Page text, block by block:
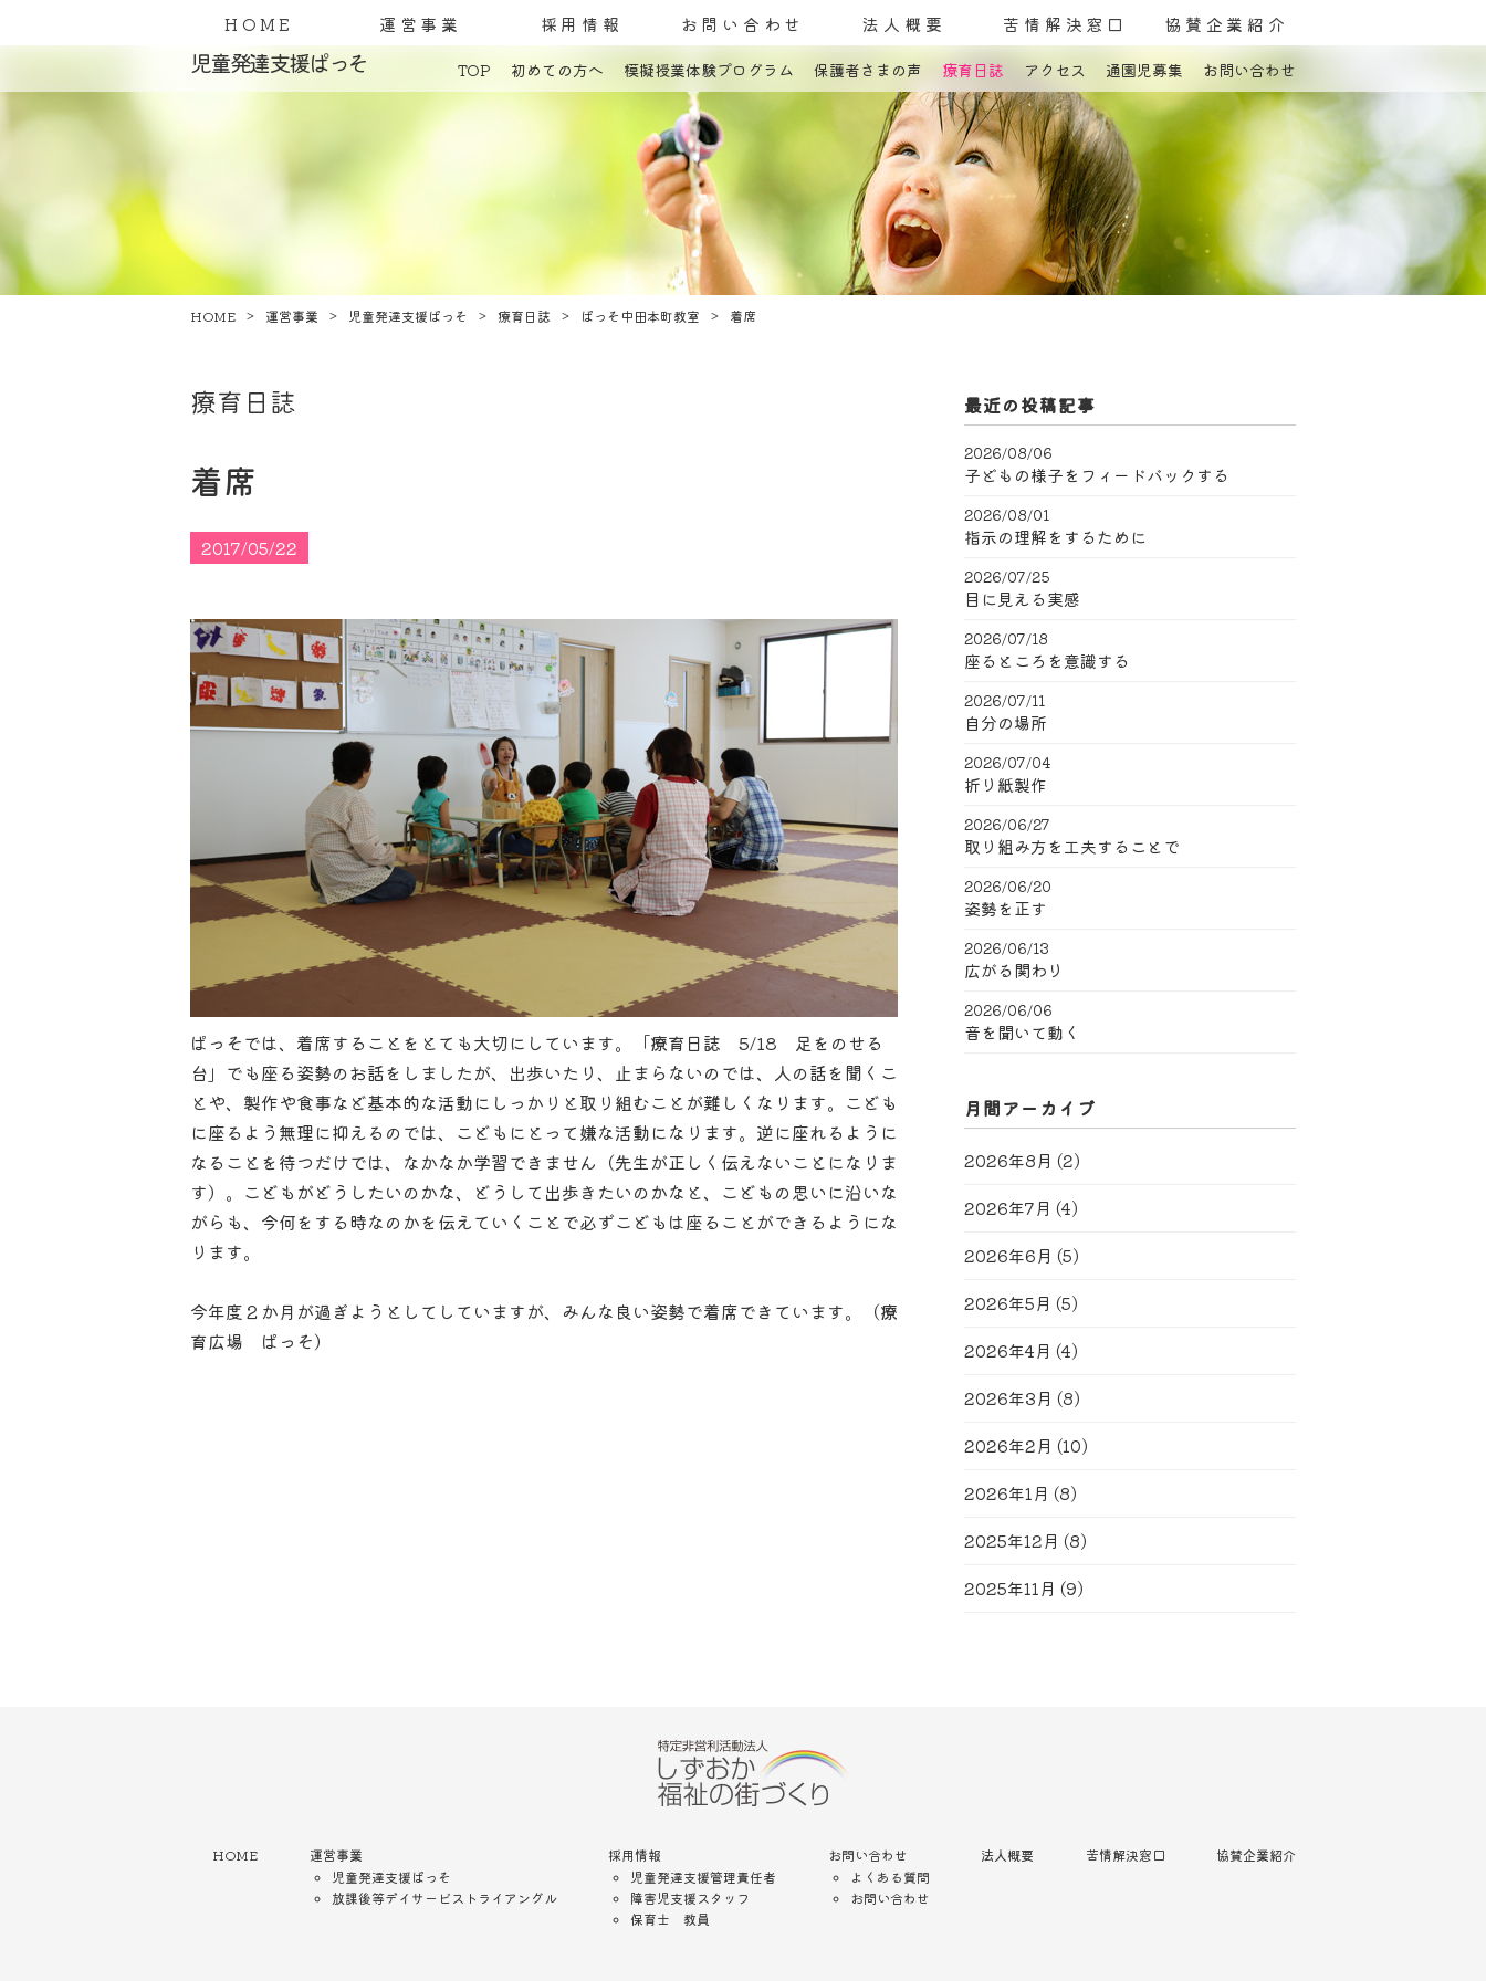
HOME 運営事業 採用情報 お問い合わせ 法人概要 苦情解決窓口 協賛企業紹介
児童発達支援ぱっそ TOP 初めての方へ 模擬授業体験プログラム 保護者さまの声 療育日誌 アクセス 通園児募集 お問い合わせ
よくある質問
お問い合わせ
HOME 運営事業 児童発達支援ぱっそ 療育日誌 ぱっそ中田本町教室 着席
療育日誌
着席
2017/05/22
ぱっそでは、着席することをとても大切にしています。「療育日誌 5/18 足をのせる
台」でも座る姿勢のお話をしましたが、出歩いたり、止まらないのでは、人の話を聞くこ
とや、製作や食事など基本的な活動にしっかりと取り組むことが難しくなります。こども
に座るよう無理に抑えるのでは、こどもにとって嫌な活動になります。逆に座れるように
なることを待つだけでは、なかなか学習できません（先生が正しく伝えないことになりま
す）。こどもがどうしたいのかな、どうして出歩きたいのかなと、こどもの思いに沿いな
がらも、今何をする時なのかを伝えていくことで必ずこどもは座ることができるようにな
ります。
今年度２か月が過ぎようとしてしていますが、みんな良い姿勢で着席できています。（療
育広場 ぱっそ）
最近の投稿記事
2026/08/06
子どもの様子をフィードバックする
2026/08/01
指示の理解をするために
2026/07/25
目に見える実感
2026/07/18
座るところを意識する
2026/07/11
自分の場所
2026/07/04
折り紙製作
2026/06/27
取り組み方を工夫することで
2026/06/20
姿勢を正す
2026/06/13
広がる関わり
2026/06/06
音を聞いて動く
月間アーカイブ
2026年8月 (2)
2026年7月 (4)
2026年6月 (5)
2026年5月 (5)
2026年4月 (4)
2026年3月 (8)
2026年2月 (10)
2026年1月 (8)
2025年12月 (8)
2025年11月 (9)
HOME
運営事業
児童発達支援ぱっそ
放課後等デイサービストライアングル
採用情報
児童発達支援管理責任者
障害児支援スタッフ
保育士 教員
お問い合わせ
よくある質問
お問い合わせ
法人概要 苦情解決窓口 協賛企業紹介